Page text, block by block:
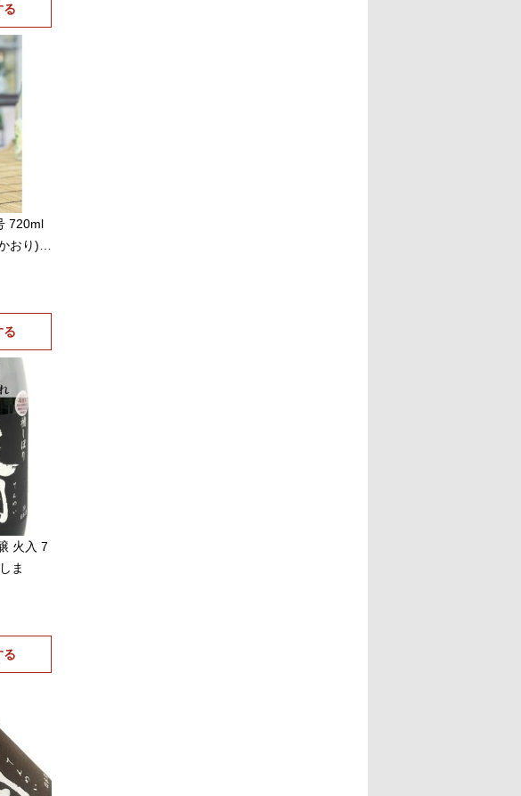
る
720ml
おり)
る
火入 7
ま
る